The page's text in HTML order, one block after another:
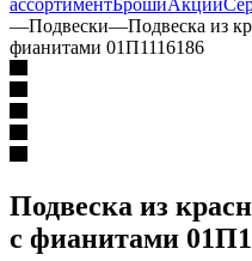
—Подвески—Подвеска из
фианитами 01П1116186
Подвеска из
с фианитами